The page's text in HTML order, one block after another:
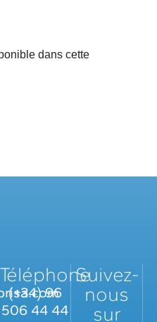
dans cette
Téléphone
(+34) 96
506 44 44
Suivez-
nous
sur